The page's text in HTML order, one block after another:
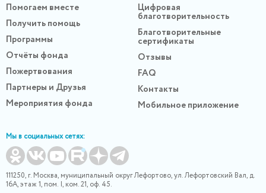
Помогаем вместе
Получить помощь
Программы
Отчёты фонда
Пожертвования
Партнеры и Друзья
Мероприятия фонда
Цифровая
благотворительность
Благотворительные
сертификаты
Отзывы
FAQ
Контакты
Мобильное приложение
Мы в социальных сетях:
111250, г. Москва, муниципальный округ Лефортово, ул. Лефортовский Вал, д.
16А, этаж 1, пом. I, ком. 21, оф. 45.